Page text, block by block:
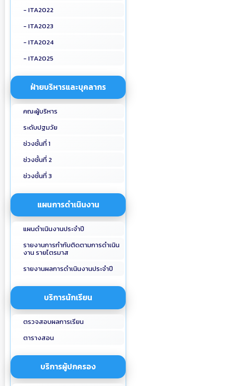
- ITA2022
- ITA2023
- ITA2024
- ITA2025
ฝ่ายบริหารและบุคลากร
คณะผู้บริหาร
ระดับปฐมวัย
ช่วงชั้นที่ 1
ช่วงชั้นที่ 2
ช่วงชั้นที่ 3
แผนการดำเนินงาน
แผนดำเนินงานประจำปี
รายงานการกำกับติดตามการดำเนิน
งาน รายไตรมาส
รายงานผลการดำเนินงานประจำปี
บริการนักเรียน
ตรวจสอบผลการเรียน
ตารางสอน
บริการผู้ปกครอง